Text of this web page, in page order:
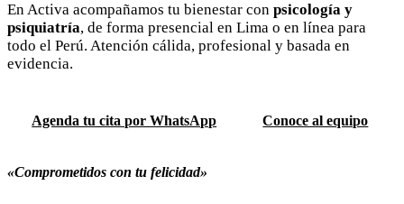
En Activa acompañamos tu bienestar con psicología y
psiquiatría, de forma presencial en Lima o en línea para
todo el Perú. Atención cálida, profesional y basada en
evidencia.
Agenda tu cita por WhatsApp Conoce al equipo
«Comprometidos con tu felicidad»